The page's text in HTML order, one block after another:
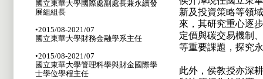
新及投資策略等領
來，其研究重心逐
定價與碳交易機制
等重要課題，探究
此外，侯教授亦深
國立東華大學國際處副處長兼永續發
展組組長
•2015/08-2021/07
國立東華大學財務金融學系主任
•2015/08-2021/07
國立東華大學管理科學與財金國際學
士學位學程主任